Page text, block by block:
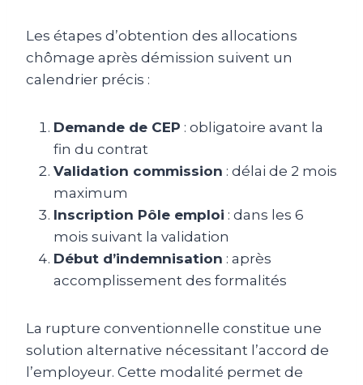
Les étapes d’obtention des allocations
chômage après démission suivent un
calendrier précis :
Demande de CEP : obligatoire avant la
fin du contrat
Validation commission : délai de 2 mois
maximum
Inscription Pôle emploi : dans les 6
mois suivant la validation
Début d’indemnisation : après
accomplissement des formalités
La rupture conventionnelle constitue une
solution alternative nécessitant l’accord de
l’employeur. Cette modalité permet de